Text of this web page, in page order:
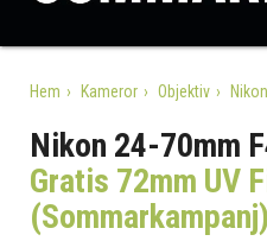
Hem Kameror Objektiv Nikon
Nikon 24-70mm
Gratis 72mm UV
(Sommarkampanj)